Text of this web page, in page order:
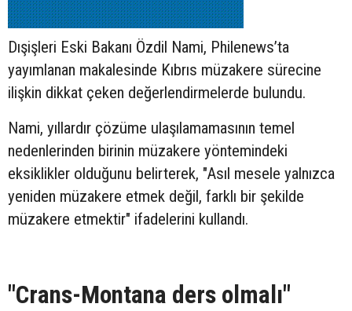
Dışişleri Eski Bakanı Özdil Nami, Philenews’ta
yayımlanan makalesinde Kıbrıs müzakere sürecine
ilişkin dikkat çeken değerlendirmelerde bulundu.
Nami, yıllardır çözüme ulaşılamamasının temel
nedenlerinden birinin müzakere yöntemindeki
eksiklikler olduğunu belirterek, "Asıl mesele yalnızca
yeniden müzakere etmek değil, farklı bir şekilde
müzakere etmektir" ifadelerini kullandı.
"Crans-Montana ders olmalı"